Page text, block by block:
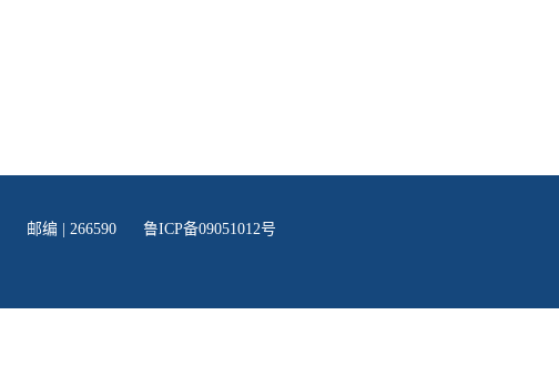
邮编 | 266590 鲁ICP备09051012号